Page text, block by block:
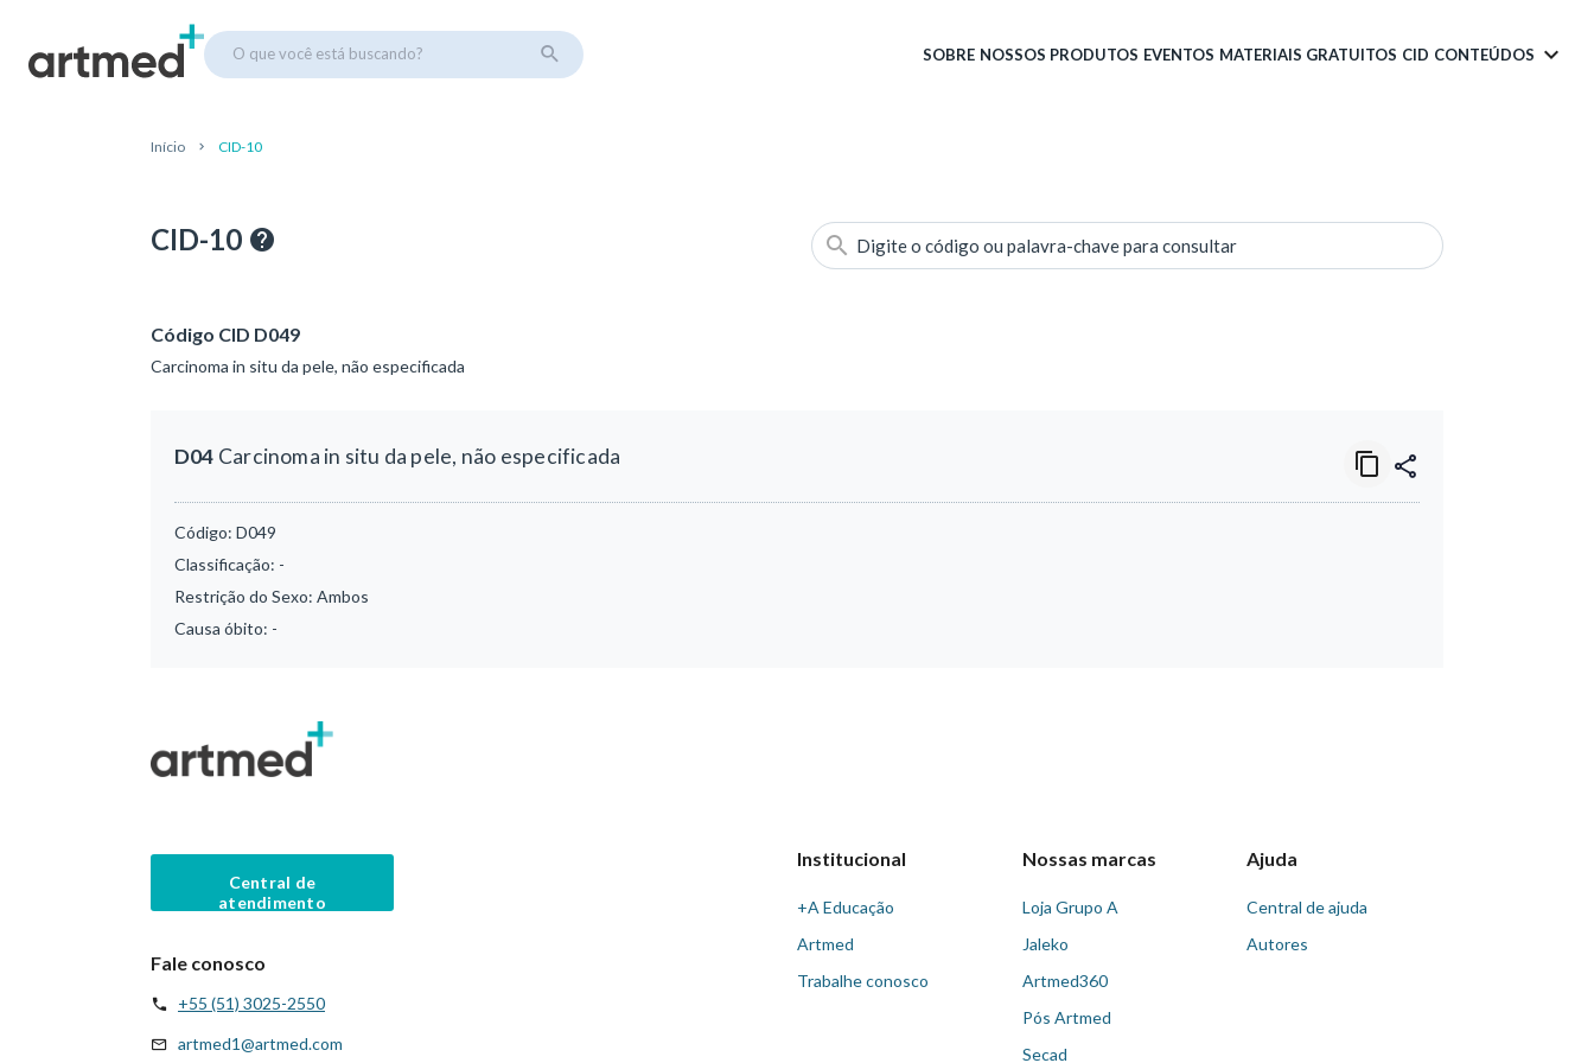
O que você está buscando? SOBRE NOSSOS PRODUTOS EVENTOS MATERIAIS GRATUITOS CID CONTEÚDOS
Início CID-10
CID-10 Digite o código ou palavra-chave para consultar
Código CID D049
Carcinoma in situ da pele, não especificada
D04 Carcinoma in situ da pele, não especificada
Código: D049
Classificação: -
Restrição do Sexo: Ambos
Causa óbito: -
Central de
atendimento
Fale conosco
+55 (51) 3025-2550
artmed1@artmed.com
Institucional
+A Educação
Artmed
Trabalhe conosco
Nossas marcas
Loja Grupo A
Jaleko
Artmed360
Pós Artmed
Secad
Ajuda
Central de ajuda
Autores